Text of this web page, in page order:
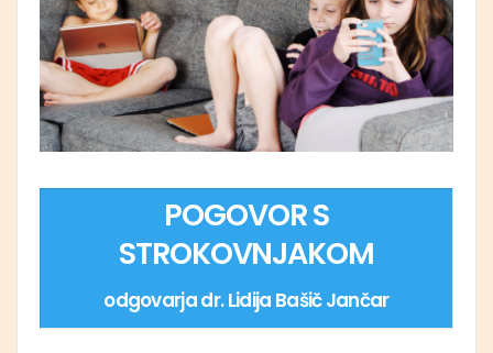
POGOVOR S
STROKOVNJAKOM
odgovarja dr. Lidija Bašič Jančar